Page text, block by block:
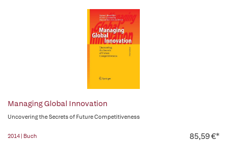
Managing Global Innovation
Uncovering the Secrets of Future Competitiveness
2014 | Buch 85,59 €*